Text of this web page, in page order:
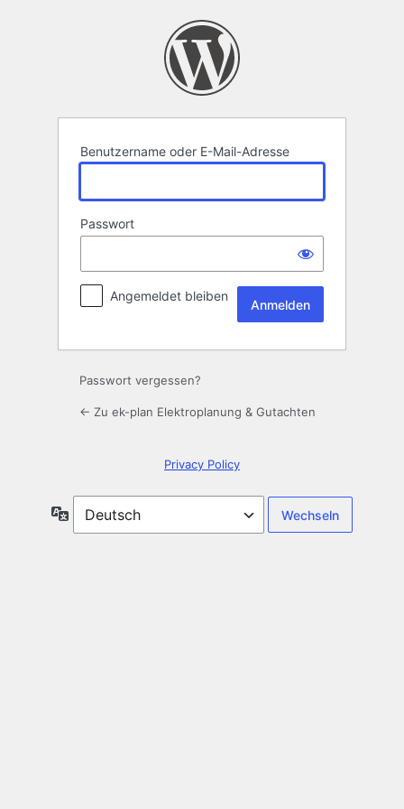
Benutzername oder E-Mail-Adresse
Passwort
Angemeldet bleiben
Passwort vergessen?
← Zu ek-plan Elektroplanung & Gutachten
Privacy Policy
Sprache